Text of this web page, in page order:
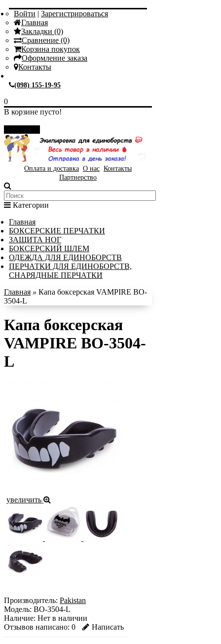
Войти | Зарегистрироваться
Главная
Закладки (0)
Сравнение (0)
Корзина покупок
Оформление заказа
Контакты
(098) 155-19-95
0
В корзине пусто!
Оплата и доставка О нас Контакты
Партнерство
Категории
Главная
БОКСЕРСКИЕ ПЕРЧАТКИ
ЗАЩИТА НОГ
БОКСЕРСКИЙ ШЛЕМ
ОДЕЖДА ДЛЯ ЕДИНОБОРСТВ
ПЕРЧАТКИ ДЛЯ ЕДИНОБОРСТВ,
СНАРЯДНЫЕ ПЕРЧАТКИ
Главная » Капа боксерская VAMPIRE BO-
3504-L
Капа боксерская
VAMPIRE BO-3504-
L
увеличить
Производитель: Pakistan
Модель: BO-3504-L
Наличие: Нет в наличии
Отзывов написано: 0 Написать